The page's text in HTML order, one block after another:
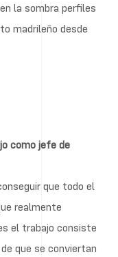
la sombra perfiles
madrileño desde
como jefe de
que todo el
realmente
el trabajo consiste
que se conviertan